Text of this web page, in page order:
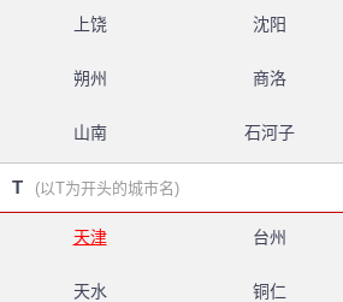
上饶 沈阳
朔州 商洛
山南 石河子
T (以T为开头的城市名)
天津 台州
天水 铜仁